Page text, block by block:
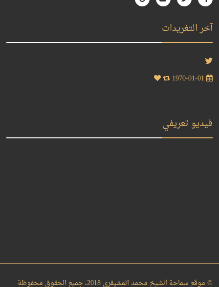
آخر التغريدات
فيديو تعريفي
© موقع سماحة الشيخ محمد المشيقري 2018، جميع الحقوق محفوظة